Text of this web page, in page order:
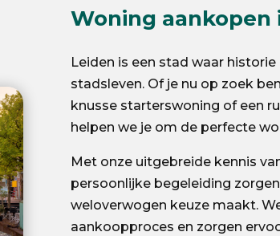
Woning aankopen
Leiden is een stad waar
stadsleven. Of je nu op zoek
knusse starterswoning of een
helpen we je om de perfecte
Met onze uitgebreide kennis
persoonlijke begeleiding
weloverwogen keuze maakt.
aankoopproces en zorgen